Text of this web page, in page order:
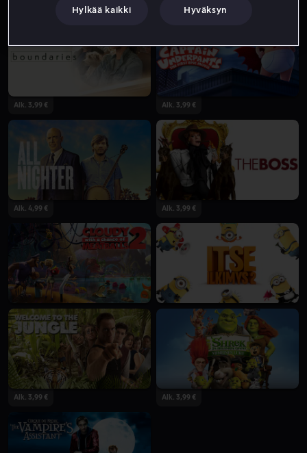
Alk. 3,99 € Alk. 3,99 €
Alk. 4,99 € Alk. 3,99 €
Alk. 3,99 € Alk. 3,99 €
Hylkää kaikki Hyväksyn